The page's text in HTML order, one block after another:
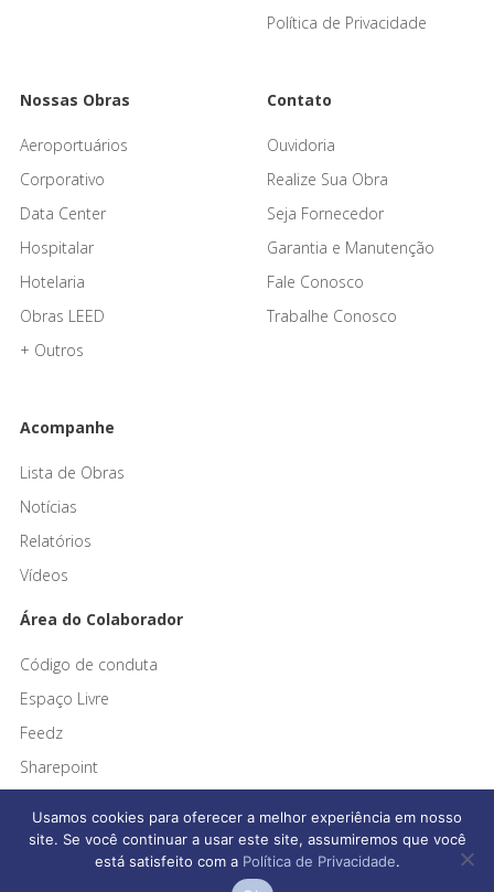
Política de Privacidade
Nossas Obras
Aeroportuários
Corporativo
Data Center
Hospitalar
Hotelaria
Obras LEED
+ Outros
Contato
Ouvidoria
Realize Sua Obra
Seja Fornecedor
Garantia e Manutenção
Fale Conosco
Trabalhe Conosco
Acompanhe
Lista de Obras
Notícias
Relatórios
Vídeos
Área do Colaborador
Código de conduta
Espaço Livre
Feedz
Sharepoint
Usamos cookies para oferecer a melhor experiência em nosso
site. Se você continuar a usar este site, assumiremos que você
está satisfeito com a Política de Privacidade.